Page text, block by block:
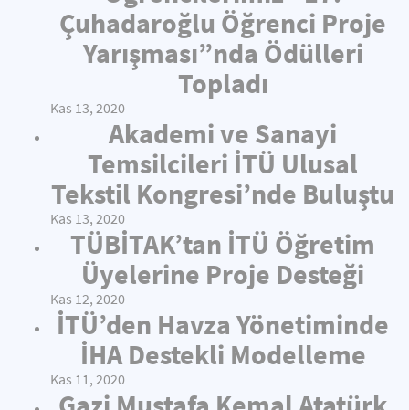
Çuhadaroğlu Öğrenci Proje
Yarışması”nda Ödülleri
Topladı
Kas 13, 2020
Akademi ve Sanayi
Temsilcileri İTÜ Ulusal
Tekstil Kongresi’nde Buluştu
Kas 13, 2020
TÜBİTAK’tan İTÜ Öğretim
Üyelerine Proje Desteği
Kas 12, 2020
İTÜ’den Havza Yönetiminde
İHA Destekli Modelleme
Kas 11, 2020